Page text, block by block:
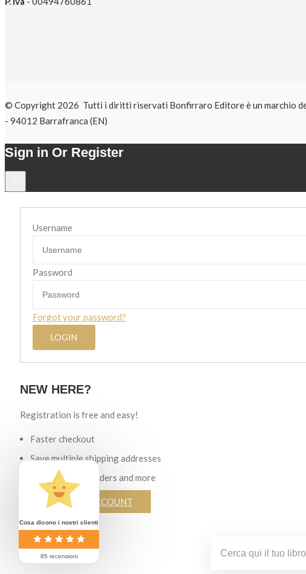
© Copyright 2026 Tutti i diritti riservati Bonfirraro Editore è un marchio
- 94012 Barrafranca (EN)
Sign in Or Register
Username
Password
Forgot your password?
NEW HERE?
Registration is free and easy!
Faster checkout
Save multiple shipping addresses
View and track orders and more
CREATE AN ACCOUNT
Cosa dicono i nostri clienti
85 recensioni